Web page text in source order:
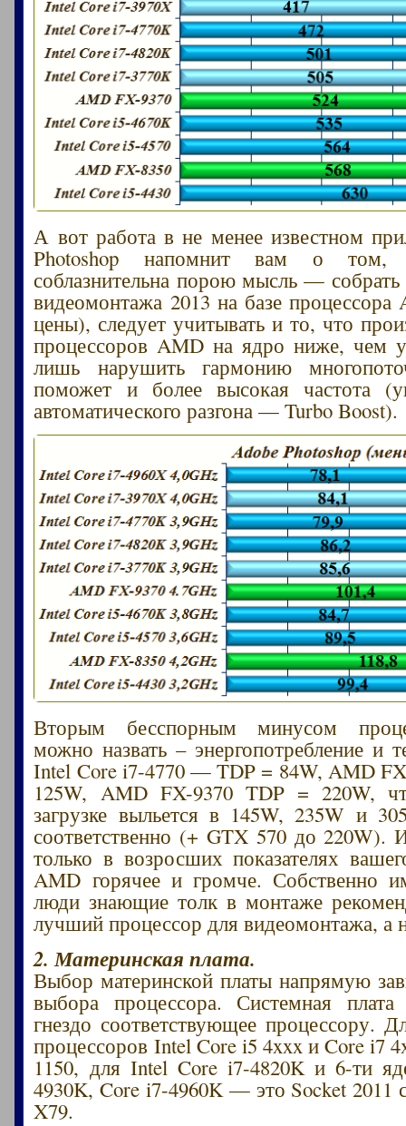
А вот работа в не менее известном
Photoshop напомнит вам о
соблазнительна порою мысль —
видеомонтажа 2013 на базе
цены), следует учитывать и то, что
процессоров AMD на ядро ниже, чем
лишь нарушить гармонию
поможет и более высокая частота
автоматического разгона — Turbo Boost).
Вторым бесспорным минусом
можно назвать – энергопотребление и
Intel Core i7-4770 — TDP = 84W, AMD
125W, AMD FX-9370 TDP = 220W,
загрузке выльется в 145W, 235W и
соответственно (+ GTX 570 до 220W).
только в возросших показателях
AMD горячее и громче. Собственно
люди знающие толк в монтаже
лучший процессор для видеомонтажа, а
2. Материнская плата.
Выбор материнской платы напрямую
выбора процессора. Системная
гнездо соответствующее процессору.
процессоров Intel Core i5 4xxx и Core i7
1150, для Intel Core i7-4820K и 6-ти
4930K, Core i7-4960K — это Socket 2011
X79.